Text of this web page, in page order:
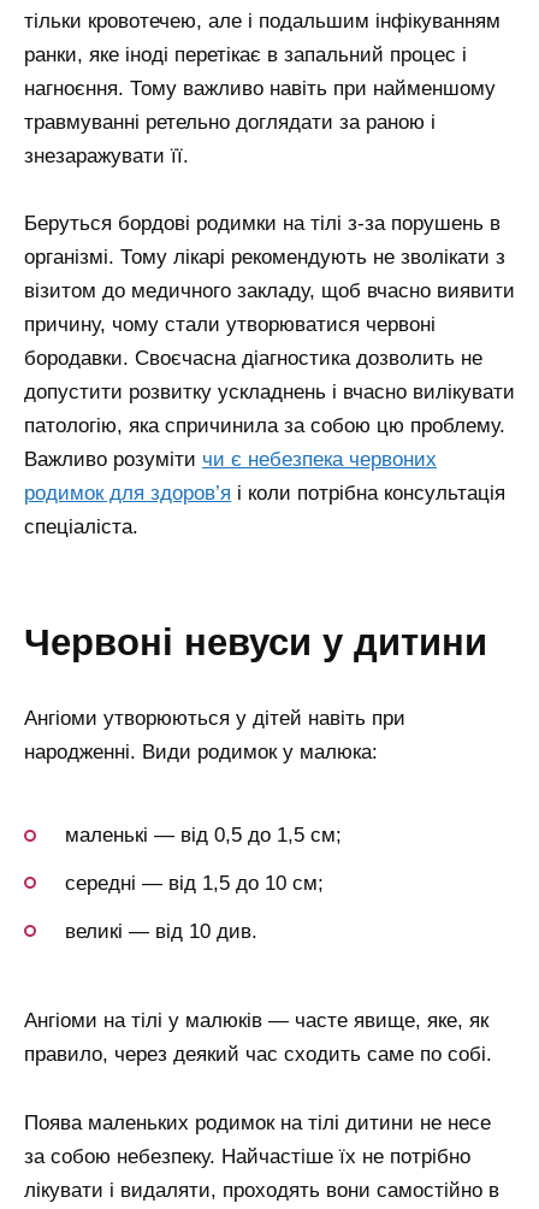
тільки кровотечею, але і подальшим інфікуванням
ранки, яке іноді перетікає в запальний процес і
нагноєння. Тому важливо навіть при найменшому
травмуванні ретельно доглядати за раною і
знезаражувати її.
Беруться бордові родимки на тілі з-за порушень в
організмі. Тому лікарі рекомендують не зволікати з
візитом до медичного закладу, щоб вчасно виявити
причину, чому стали утворюватися червоні
бородавки. Своєчасна діагностика дозволить не
допустити розвитку ускладнень і вчасно вилікувати
патологію, яка спричинила за собою цю проблему.
Важливо розуміти чи є небезпека червоних
родимок для здоров’я і коли потрібна консультація
спеціаліста.
червоні невуси у дитини
Ангіоми утворюються у дітей навіть при
народженні. Види родимок у малюка:
маленькі — від 0,5 до 1,5 см;
середні — від 1,5 до 10 см;
великі — від 10 див.
Ангіоми на тілі у малюків — часте явище, яке, як
правило, через деякий час сходить саме по собі.
Поява маленьких родимок на тілі дитини не несе
за собою небезпеку. Найчастіше їх не потрібно
лікувати і видаляти, проходять вони самостійно в